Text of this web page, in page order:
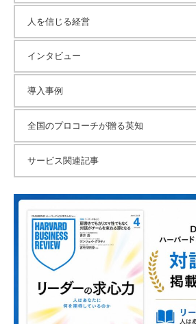
人を信じる経営
インタビュー
導入事例
全国のプロコーチが贈る英知
サービス関連記事